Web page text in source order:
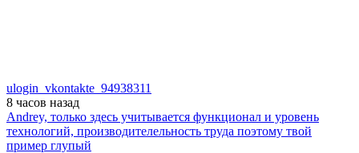
ulogin_vkontakte_94938311
8 часов назад
Andrey, только здесь учитывается функционал и уровень
технологий, производителельность труда поэтому твой
пример глупый